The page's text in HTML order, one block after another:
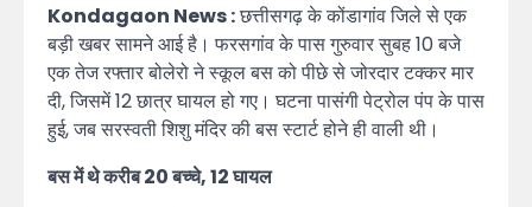
Kondagaon News :छत्तीसगढ़ के कोंडागांव जिले से एक
बड़ी खबर सामने आई है। फरसगांव के पास गुरुवार सुबह 10 बजे
एक तेज रफ्तार बोलेरो ने स्कूल बस को पीछे से जोरदार टक्कर मार
दी, जिसमें 12 छात्र घायल हो गए। घटना पासंगी पेट्रोल पंप के पास
हुई, जब सरस्वती शिशु मंदिर की बस स्टार्ट होने ही वाली थी।
बस में थे करीब 20 बच्चे, 12 घायल